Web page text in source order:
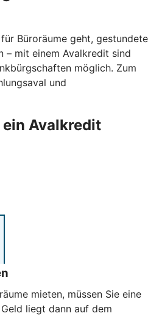
Büroräume geht, gestundete
– mit einem Avalkredit sind
möglich. Zum
und
ein Avalkredit
mieten, müssen Sie eine
liegt dann auf dem